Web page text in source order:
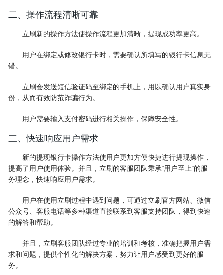
二、操作流程清晰可靠
立刷新的操作方法使操作流程更加清晰，提现成功率更高。
用户在绑定或修改银行卡时，需要确认所填写的银行卡信息无
错。
立刷会发送短信验证码至绑定的手机上，用以确认用户真实身
份，从而有效防范诈骗行为。
用户需要输入支付密码进行相关操作，保障安全性。
三、快速响应用户需求
新的提现银行卡操作方法使用户更加方便快捷进行提现操作，
提高了用户使用体验。并且，立刷的客服团队秉承“用户至上”的服
务理念，快速响应用户需求。
用户在使用立刷过程中遇到问题，可通过立刷官方网站、微信
公众号、客服电话等多种渠道直接联系到客服支持团队，得到快速
的解答和帮助。
并且，立刷客服团队经过专业的培训和考核，准确把握用户需
求和问题，提供个性化的解决方案，努力让用户感受到更好的服
务。